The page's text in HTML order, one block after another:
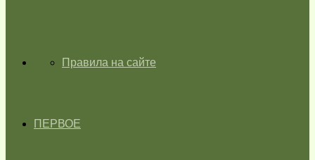
ГЛАВНАЯПравила на сайте
ПЕРВОЕ